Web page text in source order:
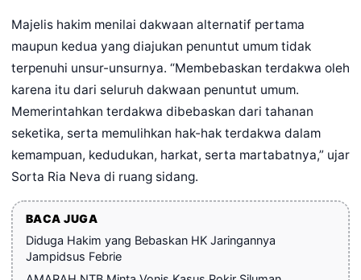
Majelis hakim menilai dakwaan alternatif pertama
maupun kedua yang diajukan penuntut umum tidak
terpenuhi unsur-unsurnya. “Membebaskan terdakwa oleh
karena itu dari seluruh dakwaan penuntut umum.
Memerintahkan terdakwa dibebaskan dari tahanan
seketika, serta memulihkan hak-hak terdakwa dalam
kemampuan, kedudukan, harkat, serta martabatnya,” ujar
Sorta Ria Neva di ruang sidang.
BACA JUGA
Diduga Hakim yang Bebaskan HK Jaringannya
Jampidsus Febrie